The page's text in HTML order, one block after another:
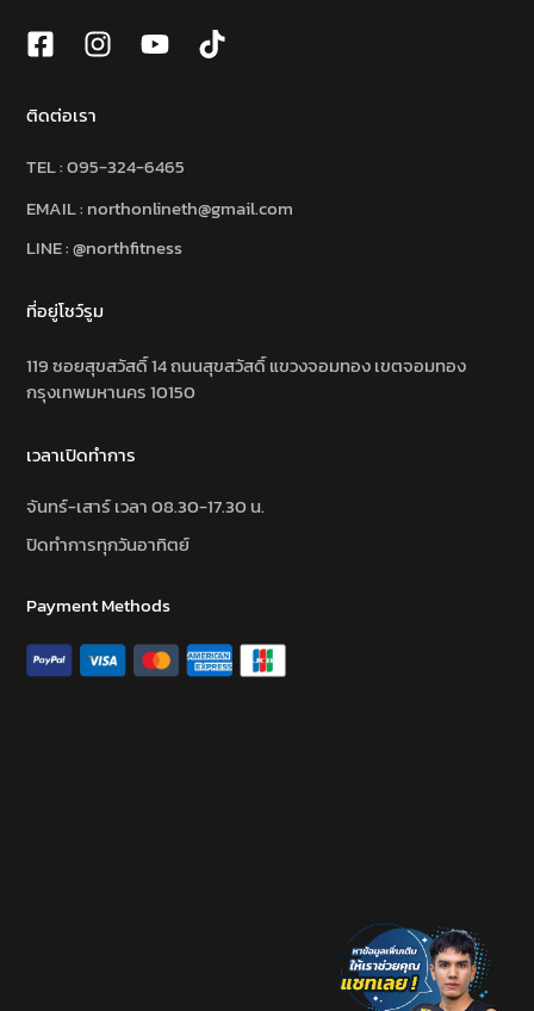
ติดต่อเรา
TEL :095-324-6465
EMAIL : northonlineth@gmail.com
LINE : @northfitness
ที่อยู่โชว์รูม
119 ซอยสุขสวัสดิ์ 14 ถนนสุขสวัสดิ์ แขวงจอมทอง เขตจอมทอง
กรุงเทพมหานคร 10150
เวลาเปิดทำการ
จันทร์-เสาร์ เวลา 08.30-17.30 น.
ปิดทำการทุกวันอาทิตย์
Payment Methods